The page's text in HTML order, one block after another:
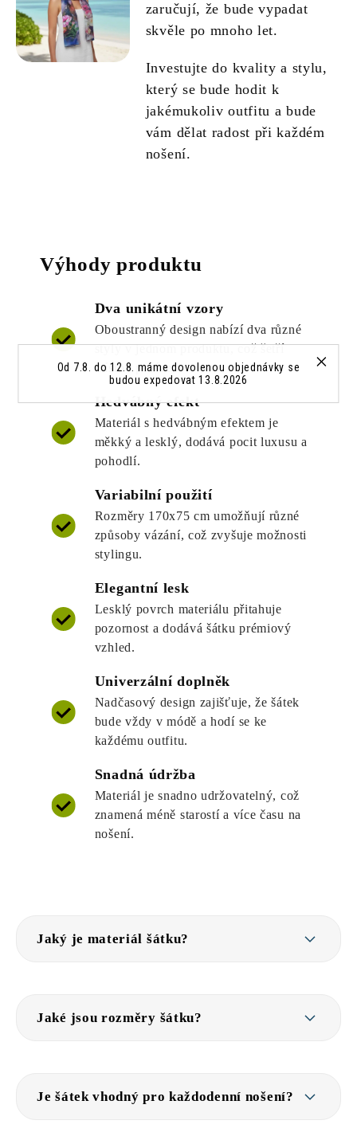
Od 7.8. do 12.8. máme dovolenou objednávky se
budou expedovat 13.8.2026
zaručují, že bude vypadat
skvěle po mnoho let.
Investujte do kvality a stylu,
který se bude hodit k
jakémukoliv outfitu a bude
vám dělat radost při každém
nošení.
Výhody produktu
Dva unikátní vzory
Oboustranný design nabízí dva různé
styly v jednom produktu, což šetří
místo i peníze.
Hedvábný efekt
Materiál s hedvábným efektem je
měkký a lesklý, dodává pocit luxusu a
pohodlí.
Variabilní použití
Rozměry 170x75 cm umožňují různé
způsoby vázání, což zvyšuje možnosti
stylingu.
Elegantní lesk
Lesklý povrch materiálu přitahuje
pozornost a dodává šátku prémiový
vzhled.
Univerzální doplněk
Nadčasový design zajišťuje, že šátek
bude vždy v módě a hodí se ke
každému outfitu.
Snadná údržba
Materiál je snadno udržovatelný, což
znamená méně starostí a více času na
nošení.
Jaký je materiál šátku?
Jaké jsou rozměry šátku?
Je šátek vhodný pro každodenní nošení?